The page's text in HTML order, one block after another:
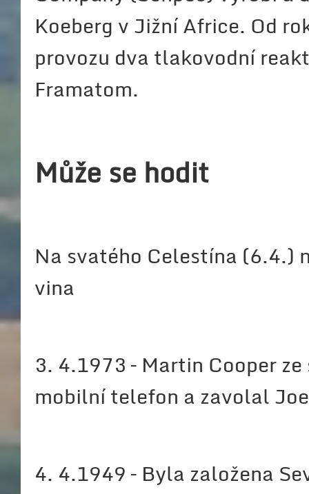
Koeberg v Jižní Africe. Od
provozu dva tlakovodní
Framatom.
Může se hodit
Na svatého Celestína (6.4.)
vina
3. 4.1973 – Martin Cooper
mobilní telefon a zavolal
4. 4.1949 – Byla založena